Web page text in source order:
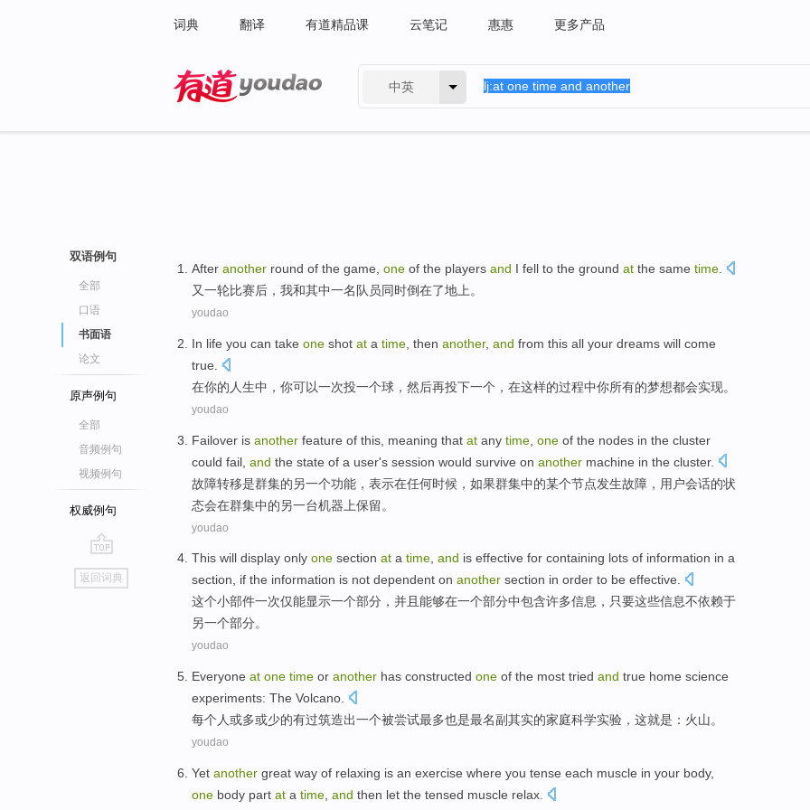
词典 翻译 有道精品课 云笔记 惠惠 更多产品
中英
双语例句
全部
口语
书面语
论文
原声例句
全部
音频例句
视频例句
权威例句
go
top
返回词典
After another round of the game one of the players and I fell to the ground at the same time
又一轮比赛后， 我和其中一名队员同时倒在了地上 。
youdao
In life you can take one shot at a time then another, and from this all your dreams will come
true
在你的 人生中，你可以一次投一个球， 然后再投下一个，在这样的过程中你所有的梦想都会实现。
youdao
Failover is another feature of this, meaning that at any time one of the nodes in the cluster
could fail, and the state of a user's session would survive on another machine in the cluster.
故障转移是群集的另一个功能 ， 表示在任何时候 ，如果群集中的某个节点发生故障， 用户会话的状
态会在群集中的另一台机器 上保留。
youdao
This will display only one section at a time, and is effective for containing lots of information in a
section, if the information is not dependent on another section in order to be effective.
这个小部件一次仅能显示一个部分 ， 并且 能够在一个部分中包含许多信息 ， 只要这些信息不依赖于
另一个部分。
youdao
Everyone at one time or another has constructed one of the most tried and true home science
experiments: The Volcano
每个人或多或少的有过筑造出一个被尝试最多也是最名副其实的家庭科学实验 ，这就是：火山。
youdao
Yet another great way of relaxing is an exercise where you tense each muscle in your body,
one body part at a time and then let the tensed muscle relax